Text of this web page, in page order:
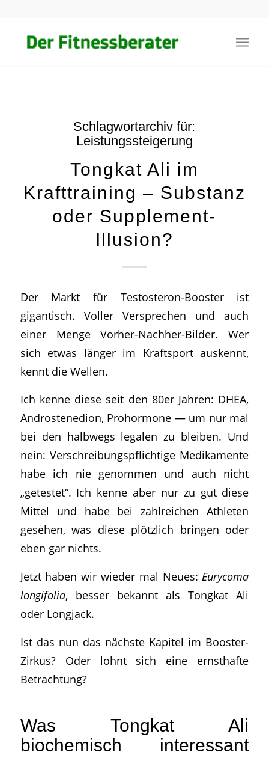
Schlagwortarchiv für:
Leistungssteigerung
Tongkat Ali im
Krafttraining – Substanz
oder Supplement-
Illusion?
Der Markt für Testosteron-Booster ist
gigantisch. Voller Versprechen und auch
einer Menge Vorher-Nachher-Bilder. Wer
sich etwas länger im Kraftsport auskennt,
kennt die Wellen.
Ich kenne diese seit den 80er Jahren: DHEA,
Androstenedion, Prohormone — um nur mal
bei den halbwegs legalen zu bleiben. Und
nein: Verschreibungspflichtige Medikamente
habe ich nie genommen und auch nicht
„getestet“. Ich kenne aber nur zu gut diese
Mittel und habe bei zahlreichen Athleten
gesehen, was diese plötzlich bringen oder
eben gar nichts.
Jetzt haben wir wieder mal Neues: Eurycoma
longifolia, besser bekannt als Tongkat Ali
oder Longjack.
Ist das nun das nächste Kapitel im Booster-
Zirkus? Oder lohnt sich eine ernsthafte
Betrachtung?
Was Tongkat Ali
biochemisch interessant